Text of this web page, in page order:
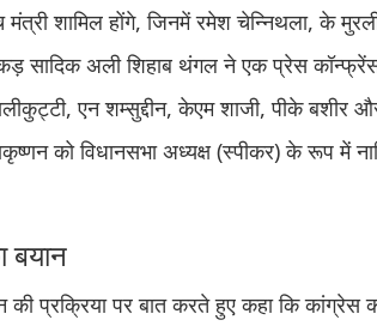
मंत्री शामिल होंगे, जिनमें रमेश चेन्निथला, के
सादिक अली शिहाब थंगल ने एक प्रेस कॉन्फ्रेंस
एन शम्सुद्दीन, केएम शाजी, पीके
को विधानसभा अध्यक्ष (स्पीकर) के रूप में
बयान
की प्रक्रिया पर बात करते हुए कहा कि